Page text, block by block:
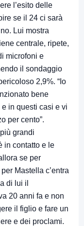
l’esito delle
se il 24 ci sarà
Lui mostra
centrale, ripete,
microfoni e
il sondaggio
2,9%. “Io
bene
in questi casi e vi
per cento”.
grandi
in contatto e le
se per
Mastella c’entra
di lui il
20 anni fa e non
il figlio e fare un
e dei proclami.